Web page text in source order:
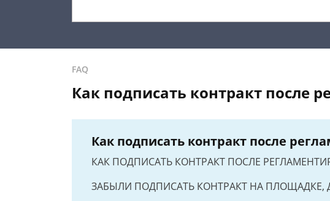
FAQ
Как подписать контракт после
Как подписать контракт после
КАК ПОДПИСАТЬ КОНТРАКТ ПОСЛЕ
ЗАБЫЛИ ПОДПИСАТЬ КОНТРАКТ НА